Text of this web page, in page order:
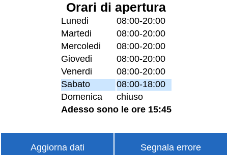
Orari di apertura
Lunedi
08:00-20:00
Martedi
08:00-20:00
Mercoledi
08:00-20:00
Giovedi
08:00-20:00
Venerdi
08:00-20:00
Sabato
08:00-18:00
Domenica
chiuso
Adesso sono le ore 15:45
Aggiorna dati Segnala errore